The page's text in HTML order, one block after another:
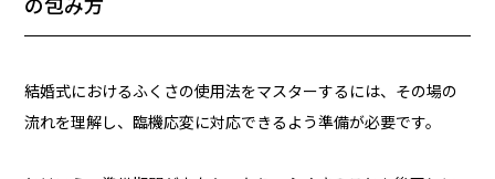
の包み方
結婚式におけるふくさの使用法をマスターするには、その場の
流れを理解し、臨機応変に対応できるよう準備が必要です。